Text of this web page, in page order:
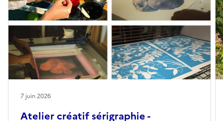
Atelier créatif sérigraphie -
7 juin 2026